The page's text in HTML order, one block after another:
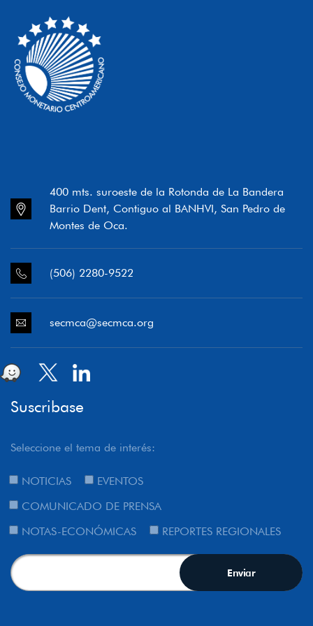
BANCO CENTRAL
SOCIEDADES CAPTADORAS DE DEPÓSITOS
EXCEPTO EL BANCO CENTRAL
OTRAS SOCIEDADES FINANCIERAS
SOCIEDADES NO FINANCIERAS
GOBIERNO GENERAL
ORGANISMOS INTERNACIONALES
ORGANISMOS INTERNACIONALES
OTROS NO RESIDENTES
400 mts. suroeste de la Rotonda de La Bandera
Barrio Dent, Contiguo al BANHVI, San Pedro de
Montes de Oca.
(506) 2280-9522
secmca@secmca.org
Suscribase
Seleccione el tema de interés:
NOTICIAS
EVENTOS
COMUNICADO DE PRENSA
NOTAS-ECONÓMICAS
REPORTES REGIONALES